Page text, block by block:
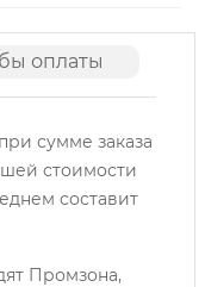
оплаты
сумме заказа
стоимости
составит
Промзона,